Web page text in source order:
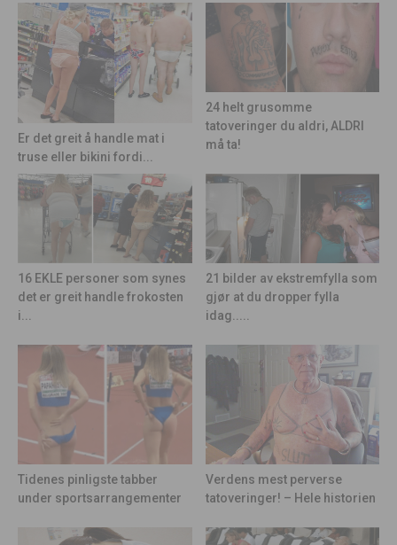
Er det greit å handle mat i
truse eller bikini fordi...
24 helt grusomme
tatoveringer du aldri, ALDRI
må ta!
16 EKLE personer som synes
det er greit handle frokosten
i...
21 bilder av ekstremfylla som
gjør at du dropper fylla
idag.....
Tidenes pinligste tabber
under sportsarrangementer
Verdens mest perverse
tatoveringer! – Hele historien